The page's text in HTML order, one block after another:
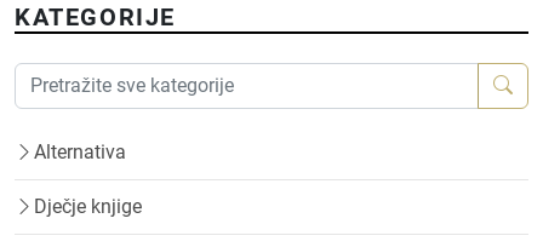
KATEGORIJE
Alternativa
Dječje knjige